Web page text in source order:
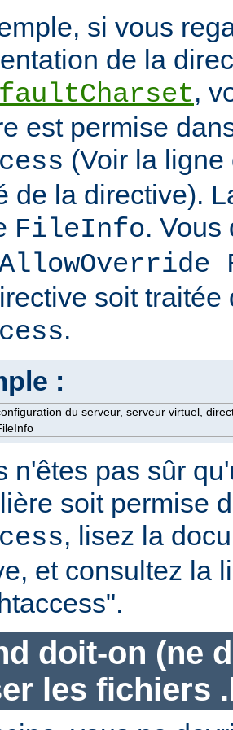
si vous
de la
,
est permise
(Voir la
de la directive).
FileInfo. Vous
soit
.
:
du serveur, serveur virtuel,
n'êtes pas sûr
soit permise
, lisez la
et consultez la
doit-on (ne
les fichiers